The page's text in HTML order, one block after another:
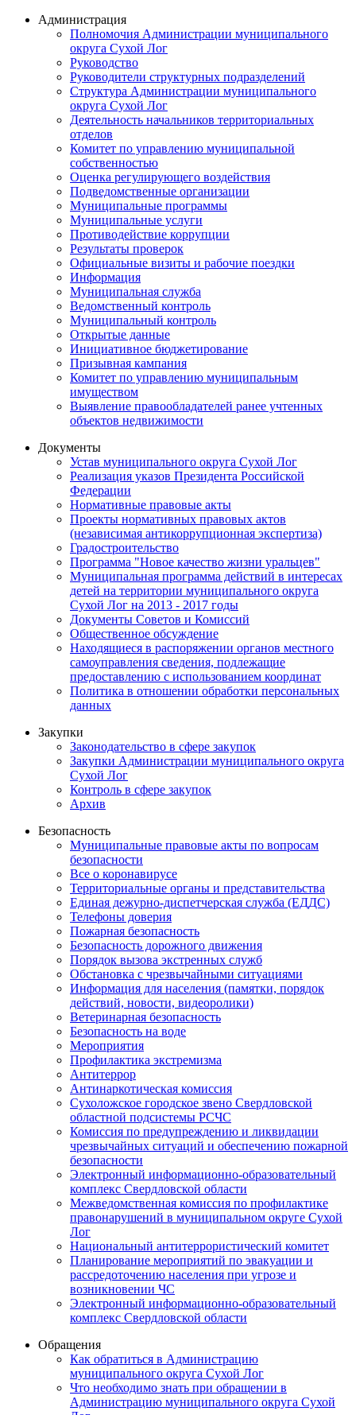
Администрация
Полномочия Администрации муниципального
округа Сухой Лог
Руководство
Руководители структурных подразделений
Структура Администрации муниципального
округа Сухой Лог
Деятельность начальников территориальных
отделов
Комитет по управлению муниципальной
собственностью
Оценка регулирующего воздействия
Подведомственные организации
Муниципальные программы
Муниципальные услуги
Противодействие коррупции
Результаты проверок
Официальные визиты и рабочие поездки
Информация
Муниципальная служба
Ведомственный контроль
Муниципальный контроль
Открытые данные
Инициативное бюджетирование
Призывная кампания
Комитет по управлению муниципальным
имуществом
Выявление правообладателей ранее учтенных
объектов недвижимости
Документы
Устав муниципального округа Сухой Лог
Реализация указов Президента Российской
Федерации
Нормативные правовые акты
Проекты нормативных правовых актов
(независимая антикоррупционная экспертиза)
Градостроительство
Программа "Новое качество жизни уральцев"
Муниципальная программа действий в интересах
детей на территории муниципального округа
Сухой Лог на 2013 - 2017 годы
Документы Советов и Комиссий
Общественное обсуждение
Находящиеся в распоряжении органов местного
самоуправления сведения, подлежащие
предоставлению с использованием координат
Политика в отношении обработки персональных
данных
Закупки
Законодательство в сфере закупок
Закупки Администрации муниципального округа
Сухой Лог
Контроль в сфере закупок
Архив
Безопасность
Муниципальные правовые акты по вопросам
безопасности
Все о коронавирусе
Территориальные органы и представительства
Единая дежурно-диспетчерская служба (ЕДДС)
Телефоны доверия
Пожарная безопасность
Безопасность дорожного движения
Порядок вызова экстренных служб
Обстановка с чрезвычайными ситуациями
Информация для населения (памятки, порядок
действий, новости, видеоролики)
Ветеринарная безопасность
Безопасность на воде
Мероприятия
Профилактика экстремизма
Антитеррор
Антинаркотическая комиссия
Сухоложское городское звено Свердловской
областной подсистемы РСЧС
Комиссия по предупреждению и ликвидации
чрезвычайных ситуаций и обеспечению пожарной
безопасности
Электронный информационно-образовательный
комплекс Cвердловской области
Межведомственная комиссия по профилактике
правонарушений в муниципальном округе Сухой
Лог
Национальный антитеррористический комитет
Планирование мероприятий по эвакуации и
рассредоточению населения при угрозе и
возникновении ЧС
Электронный информационно-образовательный
комплекс Свердловской области
Обращения
Как обратиться в Администрацию
муниципального округа Сухой Лог
Что необходимо знать при обращении в
Администрацию муниципального округа Сухой